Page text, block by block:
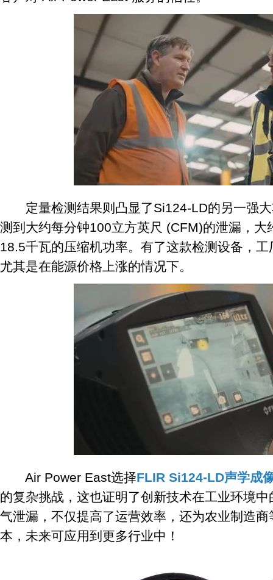
定量检测结果则凸显了Si124-LD的另一强大
测到大约每分钟100立方英尺 (CFM)的泄漏，大
18.5千瓦的压缩机功率。有了这款检测设备，
尤其是在能源价格上涨的情况下。
Air Power East选择FLIR Si124-LD声学成
的复杂挑战，这也证明了创新技术在工业环境
气泄漏，不仅提高了运营效率，还为农业制造
本，未来可应用到更多行业中！